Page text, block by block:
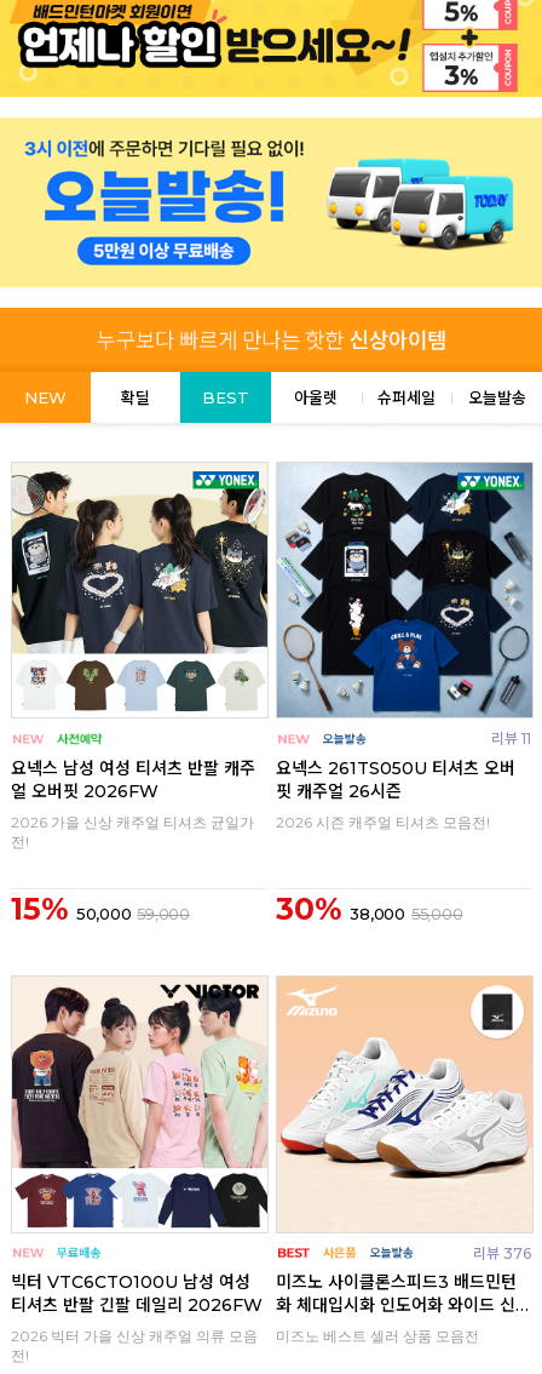
NEW 확딜 BEST 아울렛 슈퍼세일 오늘발송
요넥스 남성 여성 티셔츠 반팔 캐주
얼 오버핏 2026FW
2026 가을 신상 캐주얼 티셔츠 균일가
전!
15% 50,000 59,000
리뷰 11
요넥스 261TS050U 티셔츠 오버
핏 캐주얼 26시즌
2026 시즌 캐주얼 티셔츠 모음전!
30% 38,000 55,000
빅터 VTC6CTO100U 남성 여성
티셔츠 반팔 긴팔 데일리 2026FW
2026 빅터 가을 신상 캐주얼 의류 모음
전!
리뷰 376
미즈노 사이클론스피드3 배드민턴
화 체대입시화 인도어화 와이드 신
발
미즈노 베스트 셀러 상품 모음전